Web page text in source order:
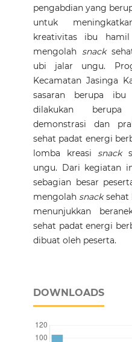
pengabdian yang
untuk
kreativitas ibu
mengolah snack
ubi jalar ungu.
Kecamatan Jasinga
sasaran berupa
dilakukan
demonstrasi dan
sehat padat energi
lomba kreasi snack
ungu. Dari kegiatan
sebagian besar
mengolah snacksehat
menunjukkan
sehat padat energi
dibuat oleh peserta.
DOWNLOADS